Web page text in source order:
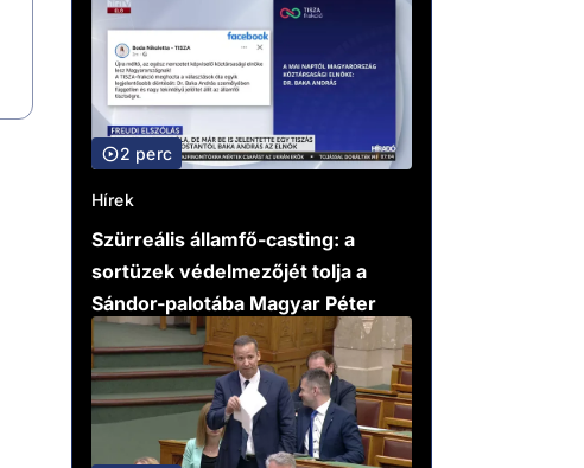
2 perc
Hírek
Szürreális államfő-casting: a
sortüzek védelmezőjét tolja a
Sándor-palotába Magyar Péter